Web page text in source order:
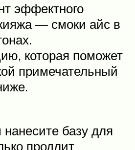
эффектного
— смоки айс в
которая поможет
примечательный
базу для
продлит